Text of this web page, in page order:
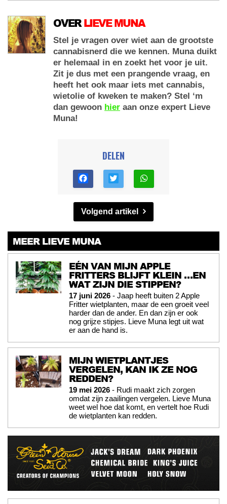
OVERLIEVE MUNA
Stel je vragen over wiet aan de grootste
cannabisnerd die we kennen. Muna duikt
er helemaal in en zoekt het voor je uit.
Zit je dus met een prangende vraag, en
heeft het ook maar iets met cannabis,
wietolie of kweken te maken? Stel ‘m
dan gewoon hier aan onze expert Lieve
Muna!
DELEN
Volgend artikel
MEER LIEVE MUNA
EÉN VAN MIJN APPLE
FRITTERS BLIJFT KLEIN …EN
WAT ZIJN DIE STIPPEN?
17 juni 2026 - Jaap heeft buiten 2 Apple
Fritter wietplanten, maar de een groeit veel
harder dan de ander. En dan zijn er ook
nog grijze stipjes. Lieve Muna legt uit wat
er aan de hand is.
MIJN WIETPLANTJES
VERGELEN, KAN IK ZE NOG
REDDEN?
19 mei 2026 - Rudi maakt zich zorgen
omdat zijn zaailingen vergelen. Lieve Muna
weet wel hoe dat komt, en vertelt hoe Rudi
de wietplanten kan redden.